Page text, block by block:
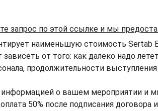
запрос по этой ссылке и мы
наименьшую стоимость Sertab
от того: как далеко надо
продолжительности выступления
о вашем мероприятии и
50% после подписания